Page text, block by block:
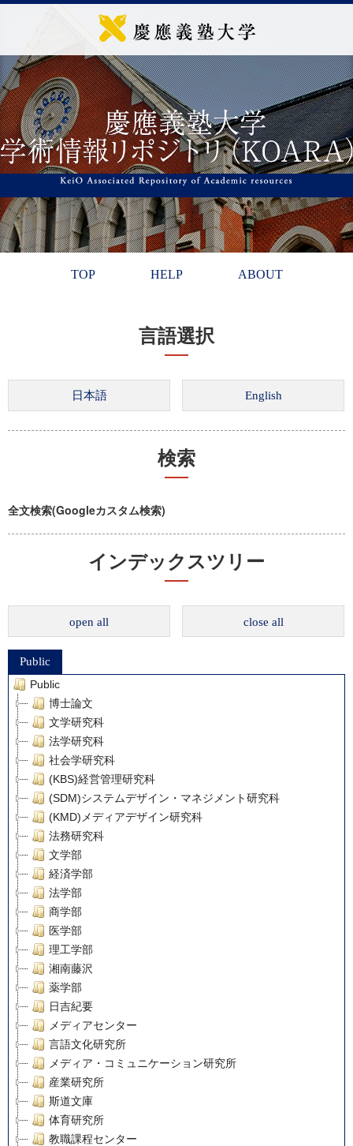
TOP HELP ABOUT
言語選択
検索
全文検索(Googleカスタム検索)
インデックスツリー
open all close all
Public
Public
博士論文
文学研究科
法学研究科
社会学研究科
(KBS)経営管理研究科
(SDM)システムデザイン・マネジメント研究科
(KMD)メディアデザイン研究科
法務研究科
文学部
経済学部
法学部
商学部
医学部
理工学部
湘南藤沢
薬学部
日吉紀要
メディアセンター
言語文化研究所
メディア・コミュニケーション研究所
産業研究所
斯道文庫
体育研究所
教職課程センター